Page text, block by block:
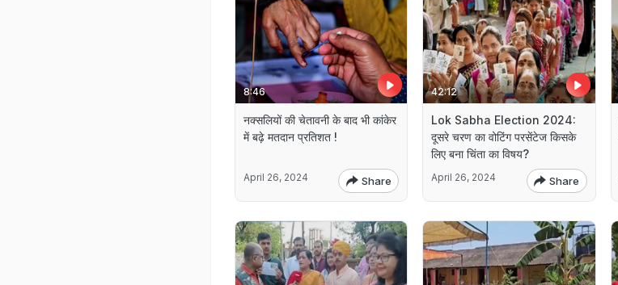
8:46
नक्सलियों की चेतावनी के बाद भी कांकेर
में बढ़े मतदान प्रतिशत !
April 26, 2024 Share
42:12
Lok Sabha Election 2024:
दूसरे चरण का वोटिंग परसेंटेज किसके
लिए बना चिंता का विषय?
April 26, 2024 Share